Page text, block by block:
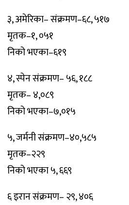
३, अमेरिका– संक्रमण–६८, ५१७
मृतक–१, ०५१
निको भएका–६१९
४, स्पेन संक्रमण– ५६, १८८
मृतक– ४,०८९
निको भएका–७,०१५
५, जर्मनी संक्रमण–४०,५८५
मृतक–२२९
निको भएका ५, ६६९
६ इरान संक्रमण– २९, ४०६